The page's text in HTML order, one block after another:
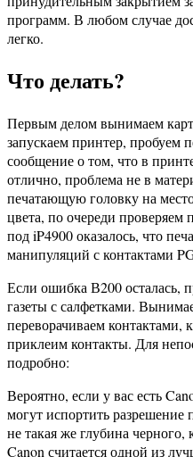
программ. В любом случае
легко.
Что делать?
Первым делом вынимаем
запускаем принтер, пробуем
сообщение о том, что в
отлично, проблема не в
печатающую головку на
цвета, по очереди проверяем
под iP4900 оказалось, что
манипуляций с контактами
Если ошибка В200 осталась,
газеты с салфетками.
переворачиваем контактами,
приклеим контакты. Для
подробно:
Вероятно, если у вас есть
могут испортить разрешение
не такая же глубина
Canon считается одной из